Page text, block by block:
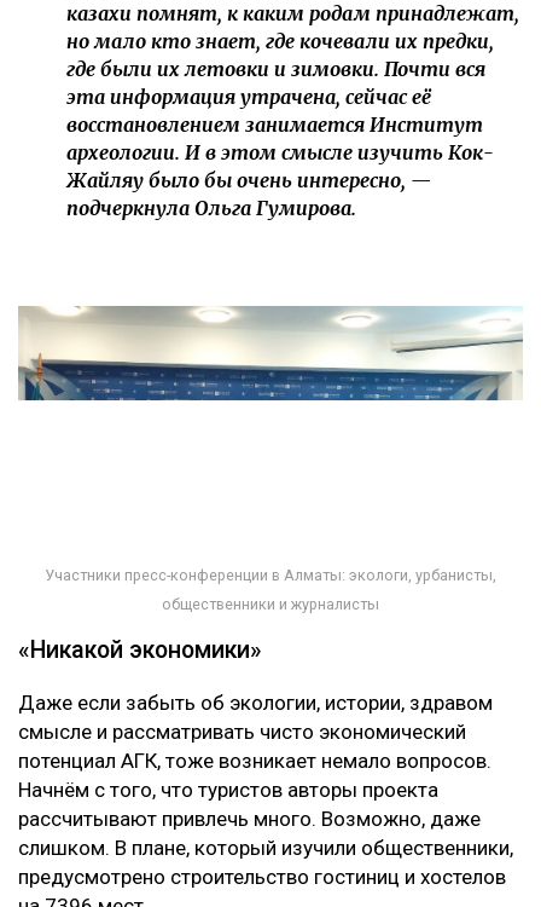
казахи помнят, к каким родам принадлежат,
но мало кто знает, где кочевали их предки,
где были их летовки и зимовки. Почти вся
эта информация утрачена, сейчас её
восстановлением занимается Институт
археологии. И в этом смысле изучить Кок-
Жайляу было бы очень интересно, —
подчеркнула Ольга Гумирова.
Участники пресс-конференции в Алматы: экологи, урбанисты,
общественники и журналисты
«Никакой экономики»
Даже если забыть об экологии, истории, здравом
смысле и рассматривать чисто экономический
потенциал АГК, тоже возникает немало вопросов.
Начнём с того, что туристов авторы проекта
рассчитывают привлечь много. Возможно, даже
слишком. В плане, который изучили общественники,
предусмотрено строительство гостиниц и хостелов